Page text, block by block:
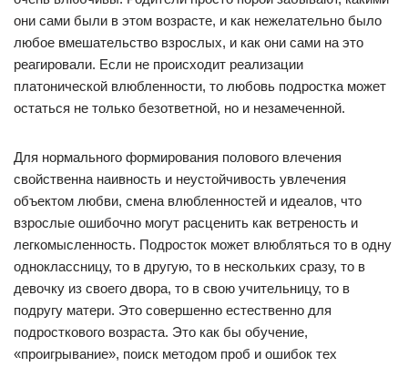
они сами были в этом возрасте, и как нежелательно было
любое вмешательство взрослых, и как они сами на это
реагировали. Если не происходит реализации
платонической влюбленности, то любовь подростка может
остаться не только безответной, но и незамеченной.
Для нормального формирования полового влечения
свойственна наивность и неустойчивость увлечения
объектом любви, смена влюбленностей и идеалов, что
взрослые ошибочно могут расценить как ветреность и
легкомысленность. Подросток может влюбляться то в одну
одноклассницу, то в другую, то в нескольких сразу, то в
девочку из своего двора, то в свою учительницу, то в
подругу матери. Это совершенно естественно для
подросткового возраста. Это как бы обучение,
«проигрывание», поиск методом проб и ошибок тех